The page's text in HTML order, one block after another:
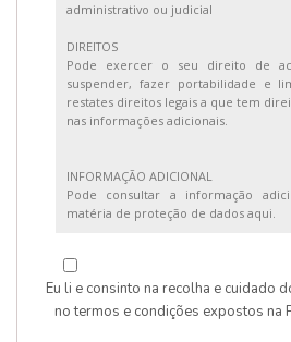
administrativo ou judicial
DIREITOS
Pode exercer o seu direito de
suspender, fazer portabilidade e
restates direitos legais a que tem
nas informações adicionais.
INFORMAÇÃO ADICIONAL
Pode consultar a informação
matéria de proteção de dados aqui.
Eu li e consinto na recolha e cuidado
no termos e condições expostos na